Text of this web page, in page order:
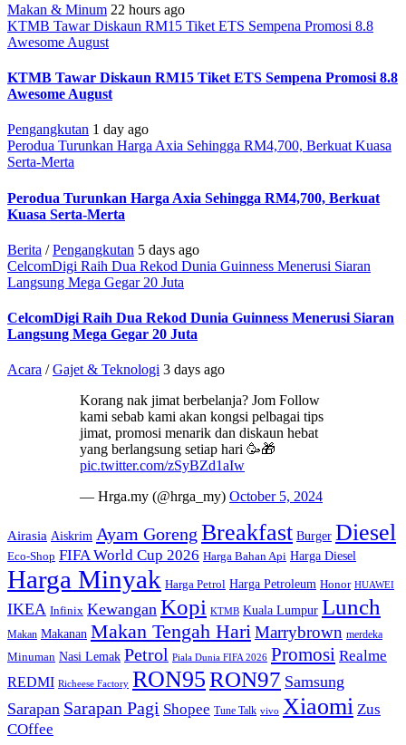
Makan & Minum 22 hours ago
KTMB Tawar Diskaun RM15 Tiket ETS Sempena Promosi 8.8
Awesome August
KTMB Tawar Diskaun RM15 Tiket ETS Sempena Promosi 8.8
Awesome August
Pengangkutan 1 day ago
Perodua Turunkan Harga Axia Sehingga RM4,700, Berkuat Kuasa
Serta-Merta
Perodua Turunkan Harga Axia Sehingga RM4,700, Berkuat
Kuasa Serta-Merta
Berita /Pengangkutan 5 days ago
CelcomDigi Raih Dua Rekod Dunia Guinness Menerusi Siaran
Langsung Mega Gegar 20 Juta
CelcomDigi Raih Dua Rekod Dunia Guinness Menerusi Siaran
Langsung Mega Gegar 20 Juta
Acara /Gajet & Teknologi 3 days ago
Korang nak jimat berbelanja? Jom Follow
kami sebab kami akan kongsi pelbagai tips
jimat, promosi menarik dan diskaun hebat
yang berlangsung setiap hari 🥳🎁
pic.twitter.com/zSyBZd1aIw
— Hrga.my (@hrga_my) October 5, 2024
Airasia Aiskrim Ayam Goreng Breakfast Burger Diesel
Eco-Shop FIFA World Cup 2026 Harga Bahan Api Harga Diesel
Harga Minyak Harga Petrol Harga Petroleum Honor HUAWEI
IKEA Infinix Kewangan Kopi KTMB Kuala Lumpur Lunch
Makan Makanan Makan Tengah HariMarrybrown merdeka
Minuman Nasi Lemak Petrol Piala Dunia FIFA 2026 Promosi Realme
REDMI Richeese Factory RON95RON97 Samsung
Sarapan Sarapan Pagi Shopee Tune Talk vivo Xiaomi Zus
COffee